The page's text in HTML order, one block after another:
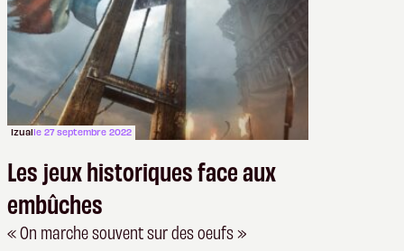
Izualle 27 septembre 2022
Les jeux historiques face aux
embûches
« On marche souvent sur des oeufs »